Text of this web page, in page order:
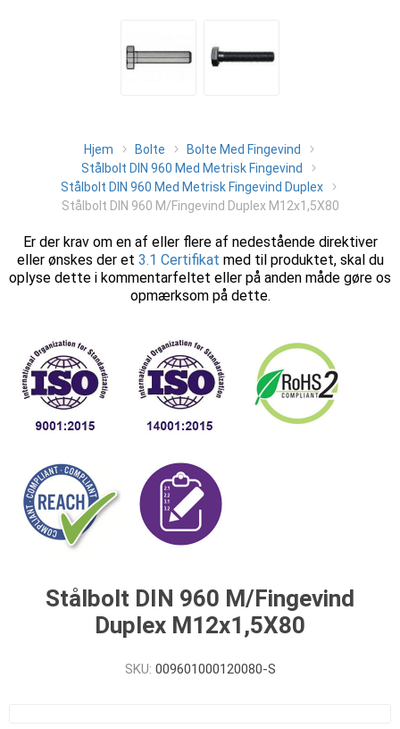
Hjem Bolte
Bolte Med Fingevind
Stålbolt DIN 960 Med Metrisk Fingevind
Stålbolt DIN 960 Med Metrisk Fingevind Duplex
Stålbolt DIN 960 M/Fingevind Duplex M12x1,5X80
Er der krav om en af eller flere af nedestående direktiver
eller ønskes der et 3.1 Certifikat med til produktet, skal du
oplyse dette i kommentarfeltet eller på anden måde gøre os
opmærksom på dette.
Stålbolt DIN 960 M/Fingevind
Duplex M12x1,5X80
SKU: 009601000120080-S